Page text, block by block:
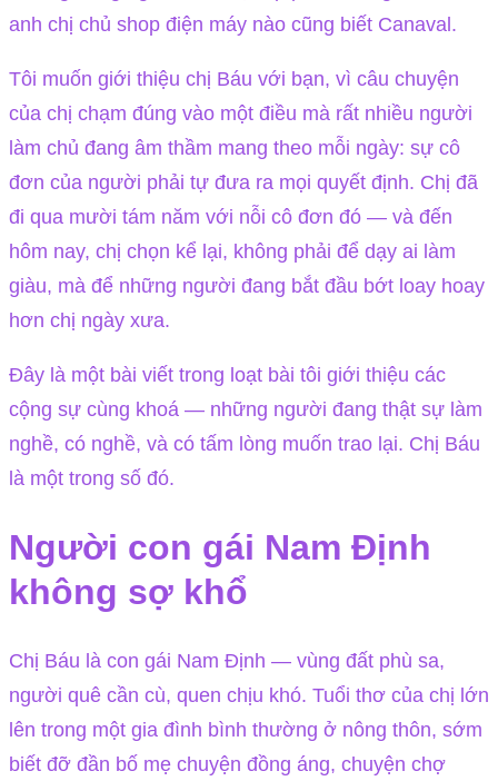
anh chị chủ shop điện máy nào cũng biết Canaval.
Tôi muốn giới thiệu chị Báu với bạn, vì câu chuyện
của chị chạm đúng vào một điều mà rất nhiều người
làm chủ đang âm thầm mang theo mỗi ngày: sự cô
đơn của người phải tự đưa ra mọi quyết định. Chị đã
đi qua mười tám năm với nỗi cô đơn đó — và đến
hôm nay, chị chọn kể lại, không phải để dạy ai làm
giàu, mà để những người đang bắt đầu bớt loay hoay
hơn chị ngày xưa.
Đây là một bài viết trong loạt bài tôi giới thiệu các
cộng sự cùng khoá — những người đang thật sự làm
nghề, có nghề, và có tấm lòng muốn trao lại. Chị Báu
là một trong số đó.
Người con gái Nam Định
không sợ khổ
Chị Báu là con gái Nam Định — vùng đất phù sa,
người quê cần cù, quen chịu khó. Tuổi thơ của chị lớn
lên trong một gia đình bình thường ở nông thôn, sớm
biết đỡ đần bố mẹ chuyện đồng áng, chuyện chợ